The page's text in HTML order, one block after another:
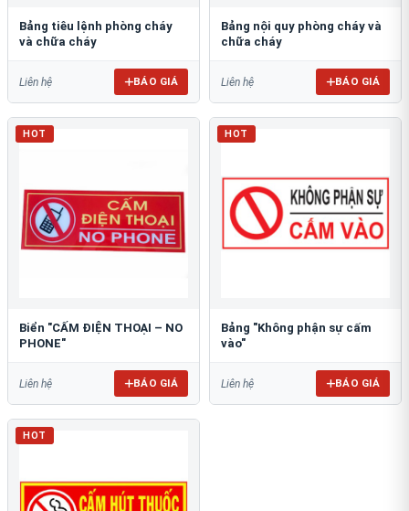
Bảng tiêu lệnh phòng cháy
và chữa cháy
Liên hệ BÁO GIÁ
Bảng nội quy phòng cháy và
chữa cháy
Liên hệ BÁO GIÁ
HOT
Biển "CẤM ĐIỆN THOẠI – NO
PHONE"
Liên hệ BÁO GIÁ
HOT
Bảng "Không phận sự cấm
vào"
Liên hệ BÁO GIÁ
HOT